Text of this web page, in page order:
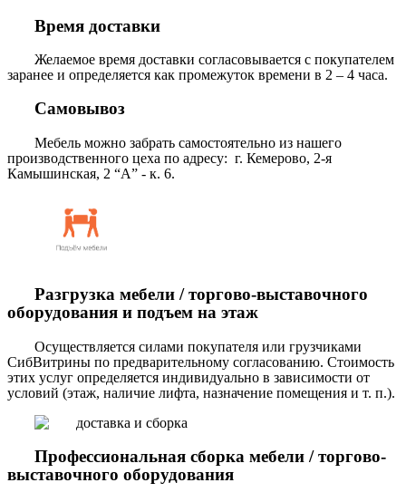
Время доставки
Желаемое время доставки согласовывается с покупателем
заранее и определяется как промежуток времени в 2 – 4 часа.
Самовывоз
Мебель можно забрать самостоятельно из нашего
производственного цеха по адресу: г. Кемерово, 2-я
Камышинская, 2 “А” - к. 6.
Разгрузка мебели / торгово-выставочного
оборудования и подъем на этаж
Осуществляется силами покупателя или грузчиками
СибВитрины по предварительному согласованию. Стоимость
этих услуг определяется индивидуально в зависимости от
условий (этаж, наличие лифта, назначение помещения и т. п.).
Профессиональная сборка мебели / торгово-
выставочного оборудования